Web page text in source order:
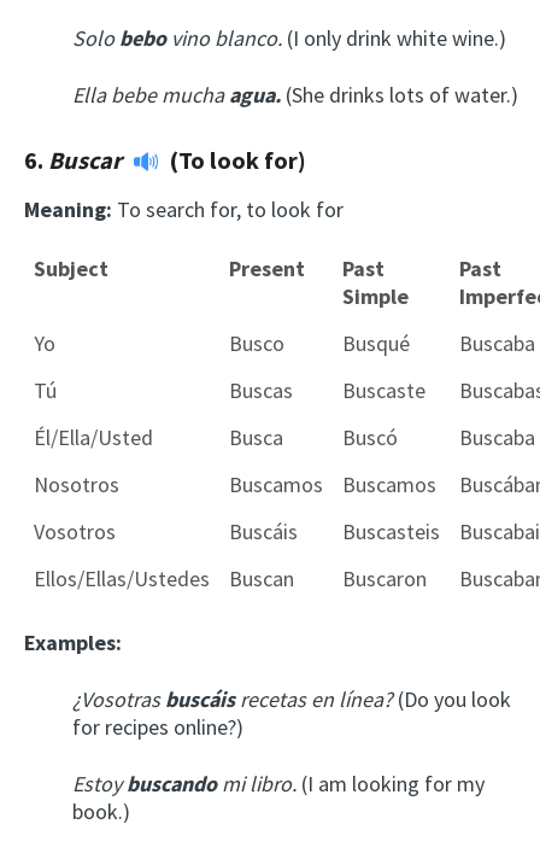
Solobebovino blanco. (I only drink white wine.)
Ella bebe muchaagua. (She drinks lots of water.)
6. Buscar (To look for)
Meaning: To search for, to look for
Subject Present
Past
Simple
Past
Yo
Busco Busqué
Buscaba
Tú
Buscas Buscaste
Él/Ella/Usted
Busca Buscó
Buscaba
Nosotros
Buscamos Buscamos
Vosotros
Buscáis Buscasteis
Ellos/Ellas/Ustedes
Buscan Buscaron
Examples:
¿Vosotrasbuscáisrecetas en línea?(Do you look
for recipes online?)
Estoybuscandomi libro. (I am looking for my
book.)